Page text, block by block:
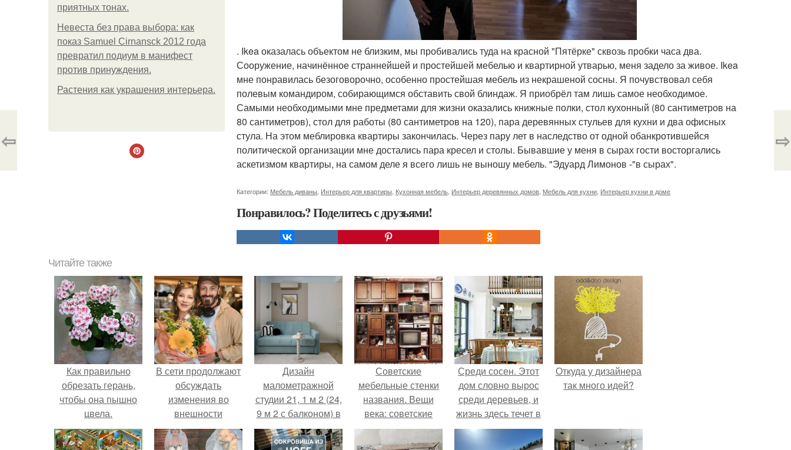
приятных тонах.
Невеста без права выбора: как
показ Samuel Cirnansck 2012 года
превратил подиум в манифест
против принуждения.
Растения как украшения интерьера.
. Ikea оказалась объектом не близким, мы пробивались туда на красной "Пятёрке" сквозь пробки часа два.
Сооружение, начинённое страннейшей и простейшей мебелью и квартирной утварью, меня задело за живое. Ikea
мне понравилась безоговорочно, особенно простейшая мебель из некрашеной сосны. Я почувствовал себя
полевым командиром, собирающимся обставить свой блиндаж. Я приобрёл там лишь самое необходимое.
Самыми необходимыми мне предметами для жизни оказались книжные полки, стол кухонный (80 сантиметров на
80 сантиметров), стол для работы (80 сантиметров на 120), пара деревянных стульев для кухни и два офисных
стула. На этом меблировка квартиры закончилась. Через пару лет в наследство от одной обанкротившейся
политической организации мне достались пара кресел и столы. Бывавшие у меня в сырах гости восторгались
аскетизмом квартиры, на самом деле я всего лишь не выношу мебель. "Эдуард Лимонов -"в сырах".
Категории: Мебель диваны Интерьер для квартиры Кухонная мебель Интерьер деревянных домов Мебель для кухни Интерьер кухни в доме
Понравилось? Поделитесь с друзьями!
⇦ ⇨
Читайте также
Как правильно
обрезать герань,
чтобы она пышно
цвела.
В сети продолжают
обсуждать
изменения во
внешности
актрисы.
Дизайн
малометражной
студии 21, 1 м 2 (24,
9 м 2 с балконом) в
Краснодаре.
Советские
мебельные стенки
названия. Вещи
века: советские
стенки 80-х.
Среди сосен. Этот
дом словно вырос
среди деревьев, и
жизнь здесь течет в
собственном ритме
- спокойно, без
Откуда у дизайнера
так много идей?